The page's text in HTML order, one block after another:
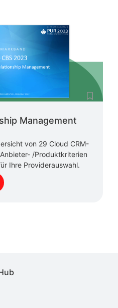
Management
von 29 Cloud CRM-
/Produktkriterien
Ihre Providerauswahl.